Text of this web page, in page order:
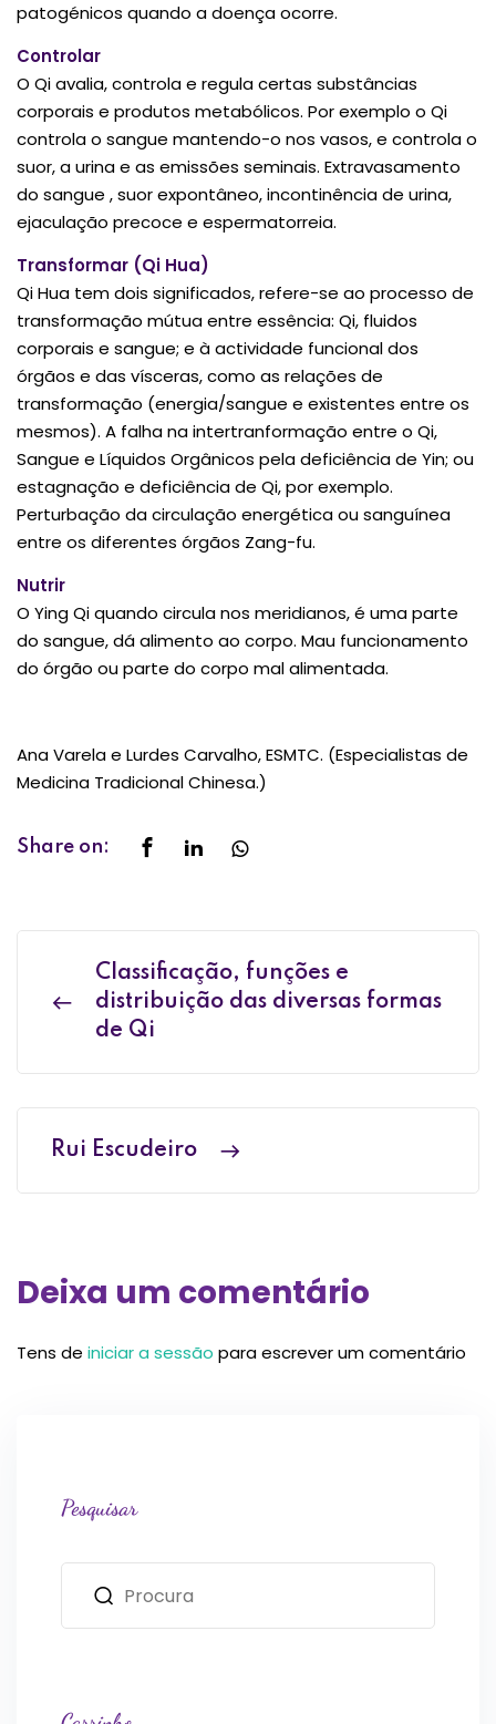
patogénicos quando a doença ocorre.
Controlar
O Qi avalia, controla e regula certas substâncias
corporais e produtos metabólicos. Por exemplo o Qi
controla o sangue mantendo-o nos vasos, e controla o
suor, a urina e as emissões seminais. Extravasamento
do sangue , suor expontâneo, incontinência de urina,
ejaculação precoce e espermatorreia.
Transformar (Qi Hua)
Qi Hua tem dois significados, refere-se ao processo de
transformação mútua entre essência: Qi, fluidos
corporais e sangue; e à actividade funcional dos
órgãos e das vísceras, como as relações de
transformação (energia/sangue e existentes entre os
mesmos). A falha na intertranformação entre o Qi,
Sangue e Líquidos Orgânicos pela deficiência de Yin; ou
estagnação e deficiência de Qi, por exemplo.
Perturbação da circulação energética ou sanguínea
entre os diferentes órgãos Zang-fu.
Nutrir
O Ying Qi quando circula nos meridianos, é uma parte
do sangue, dá alimento ao corpo. Mau funcionamento
do órgão ou parte do corpo mal alimentada.
Ana Varela e Lurdes Carvalho, ESMTC. (Especialistas de
Medicina Tradicional Chinesa.)
Share on:
Classificação, funções e
distribuição das diversas formas
de Qi
Rui Escudeiro
Deixa um comentário
Tens de iniciar a sessão para escrever um comentário
Pesquisar